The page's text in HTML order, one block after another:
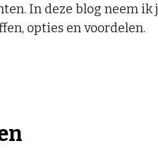
In deze blog neem ik
opties en voordelen.